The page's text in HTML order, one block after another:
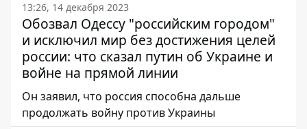
13:26, 14 декабря 2023
Обозвал Одессу "российским городом"
и исключил мир без достижения целей
россии: что сказал путин об Украине и
войне на прямой линии
Он заявил, что россия способна дальше
продолжать войну против Украины